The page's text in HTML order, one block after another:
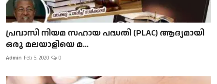
പ്രവാസി നിയമ സഹായ പദ്ധതി (PLAC) ആദ്യമായി
ഒരു മലയാളിയെ മ...
Admin Feb 5, 2020 0